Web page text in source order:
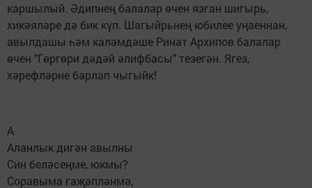
каршылый. Әдипнең балалар өчен язган шигырь,
хикәяләре дә бик күп. Шагыйрьнең юбилее уңаеннан,
авылдашы һәм каләмдәше Ринат Архипов балалар
өчен "Гөргөри дәдәй әлифбасы" тезегән. Ягез,
хәрефләрне барлап чыгыйк!
А
Аланлык дигән авылны
Син беләсеңме, юкмы?
Соравыма гаҗәпләнмә,